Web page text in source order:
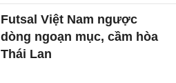
Futsal Việt Nam ngược
dòng ngoạn mục, cầm hòa
Thái Lan